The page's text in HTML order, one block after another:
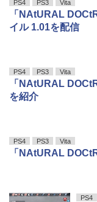
PS4 PS3 Vita
「NAtURAL
イル 1.01を配信
PS4 PS3 Vita
「NAtURAL
を紹介
PS4 PS3 Vita
「NAtURAL
PS4